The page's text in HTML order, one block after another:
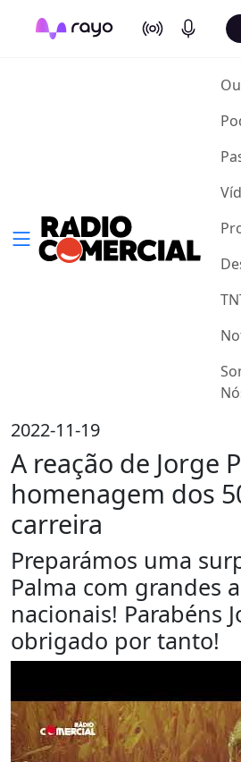
On Air Podcasts
2022-11-19
A reação de Jorge
homenagem dos
carreira
Preparámos uma
Palma com grandes
nacionais! Parabéns
obrigado por tanto!